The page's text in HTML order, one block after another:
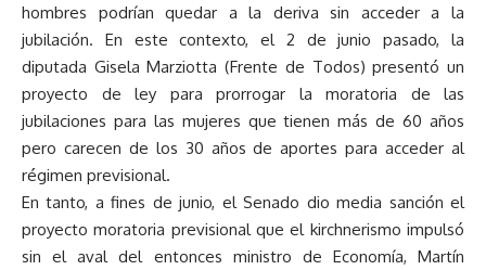
hombres podrían quedar a la deriva sin acceder a la
jubilación. En este contexto, el 2 de junio pasado, la
diputada Gisela Marziotta (Frente de Todos) presentó un
proyecto de ley para prorrogar la moratoria de las
jubilaciones para las mujeres que tienen más de 60 años
pero carecen de los 30 años de aportes para acceder al
régimen previsional.
En tanto, a fines de junio, el Senado dio media sanción el
proyecto moratoria previsional que el kirchnerismo impulsó
sin el aval del entonces ministro de Economía, Martín